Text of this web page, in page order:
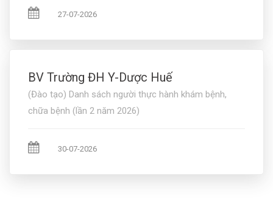
27-07-2026
BV Trường ĐH Y-Dược Huế
(Đào tạo) Danh sách người thực hành khám bệnh,
chữa bệnh (lần 2 năm 2026)
30-07-2026